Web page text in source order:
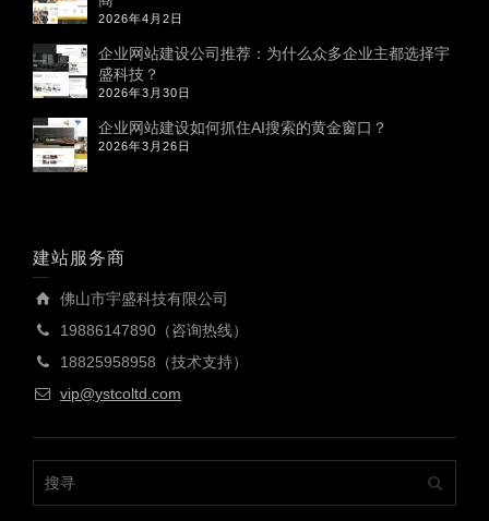
2026年4月2日
企业网站建设公司推荐：为什么众多企业主都选择宇
盛科技？
2026年3月30日
企业网站建设如何抓住AI搜索的黄金窗口？
2026年3月26日
建站服务商
佛山市宇盛科技有限公司
19886147890（咨询热线）
18825958958（技术支持）
vip@ystcoltd.com